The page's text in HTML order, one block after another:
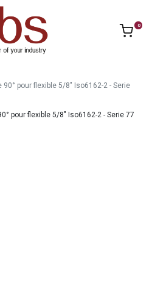
0
pour flexible 5/8" Iso6162-2 - Serie